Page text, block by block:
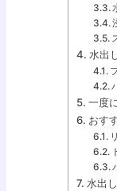
水出
一度
おす
水出